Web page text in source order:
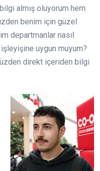
almış oluyorum hem
benim için güzel
departmanlar nasıl
uygun muyum?
direkt içeriden bilgi